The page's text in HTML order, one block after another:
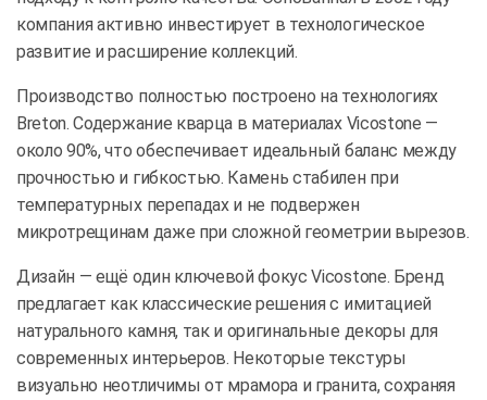
компания активно инвестирует в технологическое
развитие и расширение коллекций.
Производство полностью построено на технологиях
Breton. Содержание кварца в материалах Vicostone —
около 90%, что обеспечивает идеальный баланс между
прочностью и гибкостью. Камень стабилен при
температурных перепадах и не подвержен
микротрещинам даже при сложной геометрии вырезов.
Дизайн — ещё один ключевой фокус Vicostone. Бренд
предлагает как классические решения с имитацией
натурального камня, так и оригинальные декоры для
современных интерьеров. Некоторые текстуры
визуально неотличимы от мрамора и гранита, сохраняя